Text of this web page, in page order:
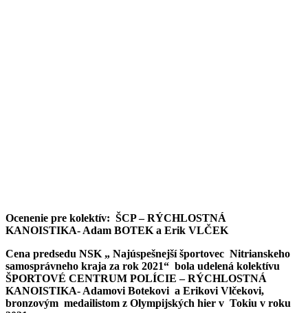
Ocenenie pre kolektív: ŠCP – RÝCHLOSTNÁ
KANOISTIKA- Adam BOTEK a Erik VLČEK
Cena predsedu NSK „ Najúspešnejší športovec Nitrianskeho
samosprávneho kraja za rok 2021“ bola udelená kolektívu
ŠPORTOVÉ CENTRUM POLÍCIE – RÝCHLOSTNÁ
KANOISTIKA- Adamovi Botekovi a Erikovi Vlčekovi,
bronzovým medailistom z Olympijských hier v Tokiu v roku